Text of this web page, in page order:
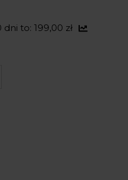
to: 199,00 zł